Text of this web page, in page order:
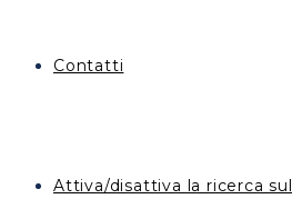
Contatti
Attiva/disattiva la ricerca